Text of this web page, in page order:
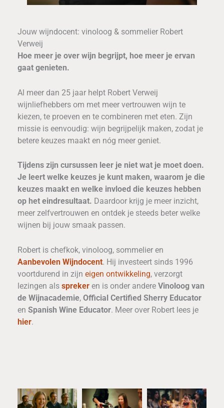
Jouw wijndocent: vinoloog & sommelier Robert
Verweij
Hoe meer je over wijn begrijpt, hoe meer je ervan
gaat genieten.
Al meer dan 25 jaar helpt Robert Verweij
wijnliefhebbers om met meer vertrouwen wijn te
kiezen, te proeven en te combineren met eten. Zijn
missie is eenvoudig: wijn begrijpelijk maken, zodat je
betere keuzes maakt en nóg meer geniet.
Tijdens zijn cursussen leer je niet wat je moet doen.
Je leert welke keuzes je kunt maken, waarom je die
keuzes maakt en welke invloed die keuzes hebben
op het eindresultaat. Daardoor krijg je meer inzicht,
meer zelfvertrouwen en ontdek je steeds beter welke
wijnen bij jouw smaak passen.
Robert is chefkok, vinoloog, sommelier en
Aanbevolen Wijndocent. Hij investeert sinds 1996
voortdurend in zijn eigen ontwikkeling, verzorgt
lezingen als spreker en is onder andere Vinoloog van
de Wijnacademie, Official Certified Sherry Educator
en Spanish Wine Educator. Meer over Robert lees je
hier.